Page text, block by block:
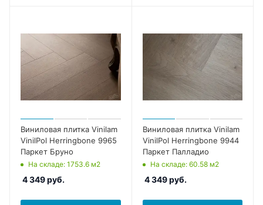
Виниловая плитка Vinilam
VinilPol Herringbone 9965
Паркет Бруно
На складе: 1753.6 м2
4 349руб.
Виниловая плитка Vinilam
VinilPol Herringbone 9944
Паркет Палладио
На складе: 60.58 м2
4 349руб.